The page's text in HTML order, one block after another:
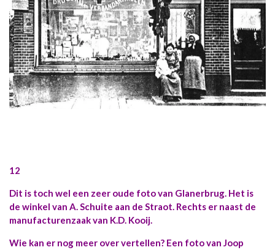
12
Dit is toch wel een zeer oude foto van Glanerbrug. Het is
de winkel van A. Schuite aan de Straot. Rechts er naast de
manufacturenzaak van K.D. Kooij.
Wie kan er nog meer over vertellen? Een foto van Joop